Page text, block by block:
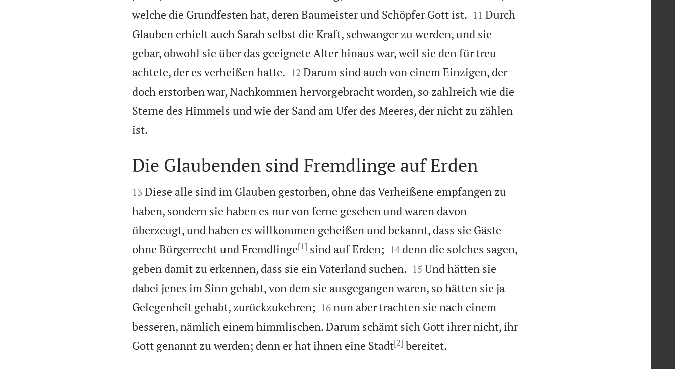
welche die Grundfesten hat, deren Baumeister und Schöpfer Gott ist.
11 Durch
Glauben erhielt auch Sarah selbst die Kraft, schwanger zu werden, und sie
gebar, obwohl sie über das geeignete Alter hinaus war, weil sie den für treu
achtete, der es verheißen hatte.
12 Darum sind auch von einem Einzigen, der
doch erstorben war, Nachkommen hervorgebracht worden, so zahlreich wie die
Sterne des Himmels und wie der Sand am Ufer des Meeres, der nicht zu zählen
ist.

Die Glaubenden sind Fremdlinge auf Erden

13 Diese alle sind im Glauben gestorben, ohne das Verheißene empfangen zu
haben, sondern sie haben es nur von ferne gesehen und waren davon
überzeugt, und haben es willkommen geheißen und bekannt, dass sie Gäste
ohne Bürgerrecht und Fremdlinge[1] sind auf Erden;
14 denn die solches sagen,
geben damit zu erkennen, dass sie ein Vaterland suchen.
15 Und hätten sie
dabei jenes im Sinn gehabt, von dem sie ausgegangen waren, so hätten sie ja
Gelegenheit gehabt, zurückzukehren;
16 nun aber trachten sie nach einem
besseren, nämlich einem himmlischen. Darum schämt sich Gott ihrer nicht, ihr
Gott genannt zu werden; denn er hat ihnen eine Stadt[2] bereitet.